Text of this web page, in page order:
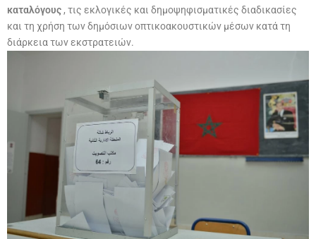
καταλόγους , τις εκλογικές και δημοψηφισματικές διαδικασίες
και τη χρήση των δημόσιων οπτικοακουστικών μέσων κατά τη
διάρκεια των εκστρατειών.